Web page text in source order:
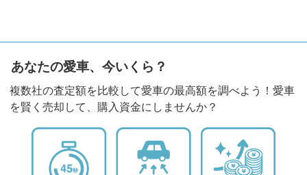
あなたの愛車、今いくら？
複数社の査定額を比較して愛車の最高額を調べよう！愛車
を賢く売却して、購入資金にしませんか？